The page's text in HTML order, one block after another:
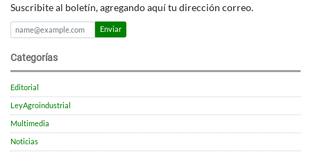
Suscribite al boletín, agregando aquí tu dirección correo.
Enviar
Categorías
Editorial
LeyAgroindustrial
Multimedia
Noticias